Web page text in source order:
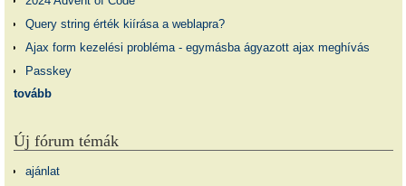
Query string érték kiírása a weblapra?
Ajax form kezelési probléma - egymásba ágyazott ajax meghívás
Passkey
tovább
Új fórum témák
ajánlat